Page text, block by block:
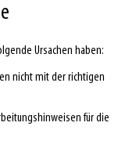
Ursachen haben:
nicht mit der richtigen
für die